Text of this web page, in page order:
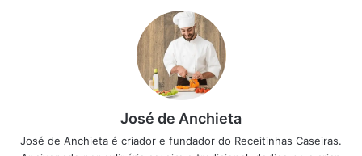
10 Formas de Usar a Forma de Silicone para Airfryer e
Filé de Tilápia na Airfryer: O Segredo para Ficar
Suculento e Sem Óleo
Pastel na Airfryer com Massa Pronta: Crocante,
Rápido e delicioso
Coração de galinha na Airfryer em poucos minutos e
José de Anchieta
José de Anchieta é criador e fundador do Receitinhas Caseiras.